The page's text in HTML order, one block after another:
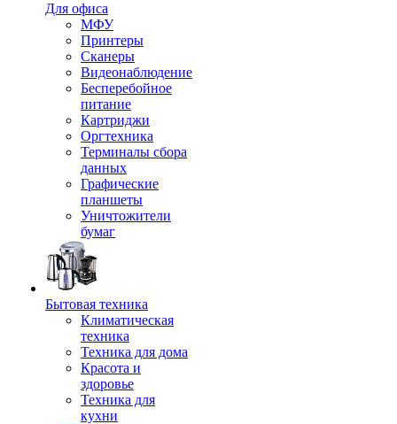
Для офиса
МФУ
Принтеры
Сканеры
Видеонаблюдение
Бесперебойное
питание
Картриджи
Оргтехника
Терминалы сбора
данных
Графические
планшеты
Уничтожители
бумаг
Бытовая техника
Климатическая
техника
Техника для дома
Красота и
здоровье
Техника для
кухни